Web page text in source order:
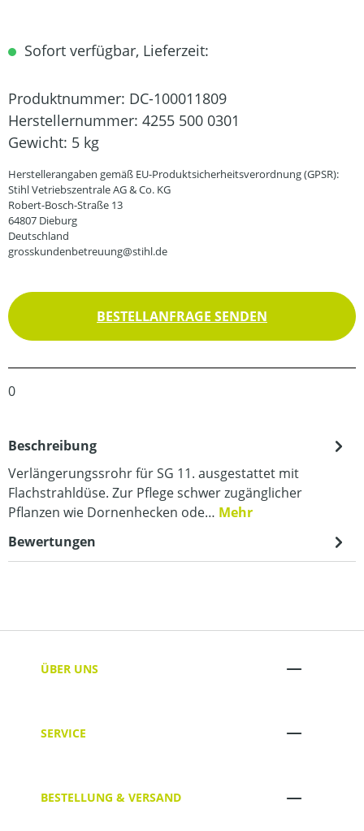
Sofort verfügbar, Lieferzeit:
Produktnummer: DC-100011809
Herstellernummer: 4255 500 0301
Gewicht: 5 kg
Herstellerangaben gemäß EU-Produktsicherheitsverordnung (GPSR):
Stihl Vetriebszentrale AG & Co. KG
Robert-Bosch-Straße 13
64807 Dieburg
Deutschland
grosskundenbetreuung@stihl.de
BESTELLANFRAGE SENDEN
0
Beschreibung
Verlängerungssrohr für SG 11. ausgestattet mit
Flachstrahldüse. Zur Pflege schwer zugänglicher
Pflanzen wie Dornenhecken ode… Mehr
Bewertungen
ÜBER UNS
SERVICE
BESTELLUNG & VERSAND